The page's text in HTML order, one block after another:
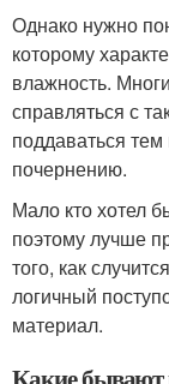
Однако нужно
которому
влажность.
справляться с
поддаваться
почернению.
Мало кто хотел
поэтому лучше
того, как
логичный
материал.